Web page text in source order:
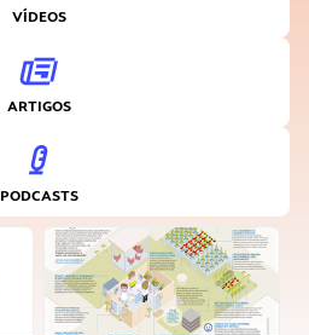
VÍDEOS
ARTIGOS
PODCASTS